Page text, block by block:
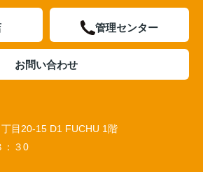
管理センター
お問い合わせ
目20-15 D1 FUCHU 1階
：３0